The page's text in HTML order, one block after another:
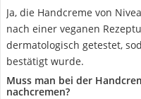
Ja, die Handcreme von
nach einer veganen
dermatologisch getestet,
bestätigt wurde.
Muss man bei der
nachcremen?